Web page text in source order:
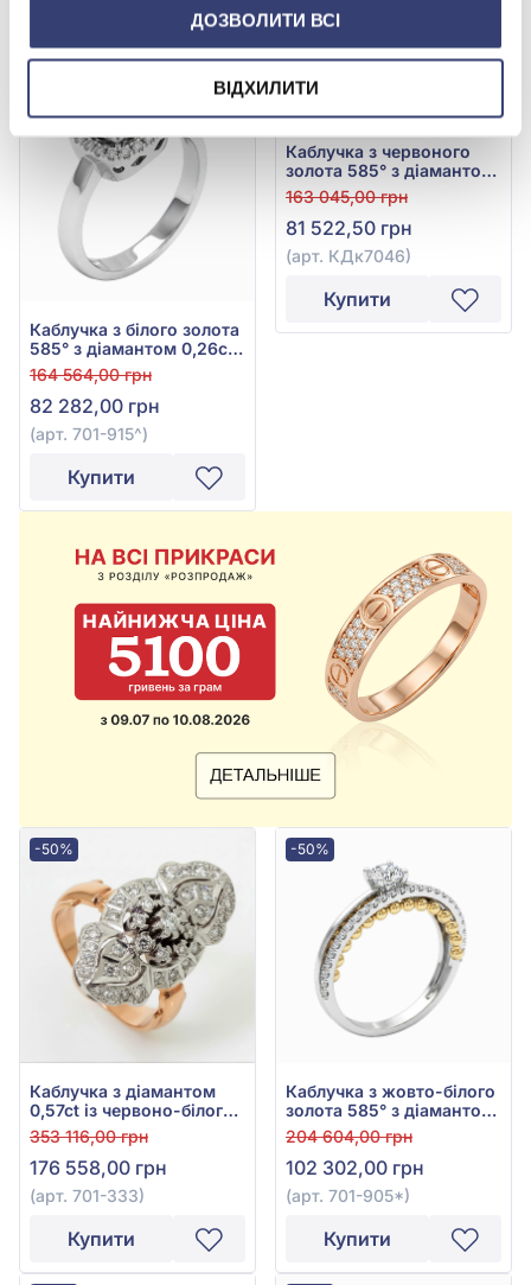
ДОЗВОЛИТИ ВСІ
ВІДХИЛИТИ
Купити
Каблучка з білого золота
585° з діамантом 0,26ct,
арт. 701-915
164 564,00 грн
82 282,00 грн
(арт. 701-915^)
Купити
-50%
Каблучка з червоного
золота 585° з діамантом
0,5ct, арт. КДк7046
163 045,00 грн
81 522,50 грн
(арт. КДк7046)
Купити
-50%
Каблучка з діамантом
0,57ct із червоно-білого
золота 585°, арт. 701-333
353 116,00 грн
176 558,00 грн
(арт. 701-333)
Купити
-50%
Каблучка з жовто-білого
золота 585° з діамантом
0,39ct, арт. 701-905*
204 604,00 грн
102 302,00 грн
(арт. 701-905*)
Купити